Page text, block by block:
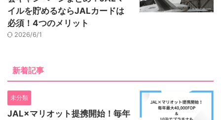
イルを貯めるならJALカードは
必須！4つのメリット
2026/6/1
新着記事
未分類
JAL×マリオット提携開始！毎年